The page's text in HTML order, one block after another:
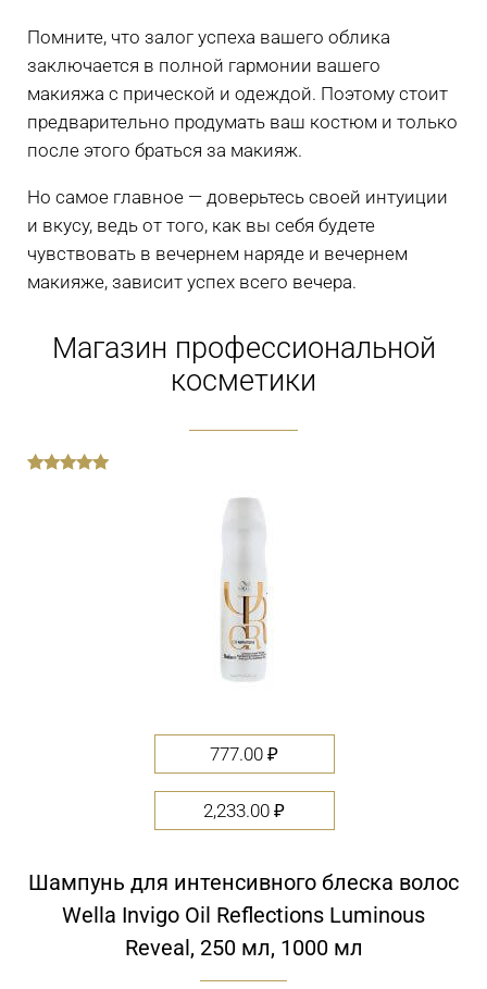
Помните, что залог успеха вашего облика
заключается в полной гармонии вашего
макияжа с прической и одеждой. Поэтому стоит
предварительно продумать ваш костюм и только
после этого браться за макияж.
Но самое главное — доверьтесь своей интуиции
и вкусу, ведь от того, как вы себя будете
чувствовать в вечернем наряде и вечернем
макияже, зависит успех всего вечера.
Магазин профессиональной
косметики
777.00 ₽
2,233.00 ₽
Шампунь для интенсивного блеска волос
Wella Invigo Oil Reflections Luminous
Reveal, 250 мл, 1000 мл